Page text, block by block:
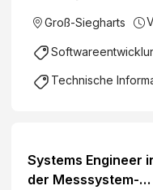
e
n
e
e
o
m
i
k
Groß-Siegharts
Technische
Systems Engineer
der Messsystem-